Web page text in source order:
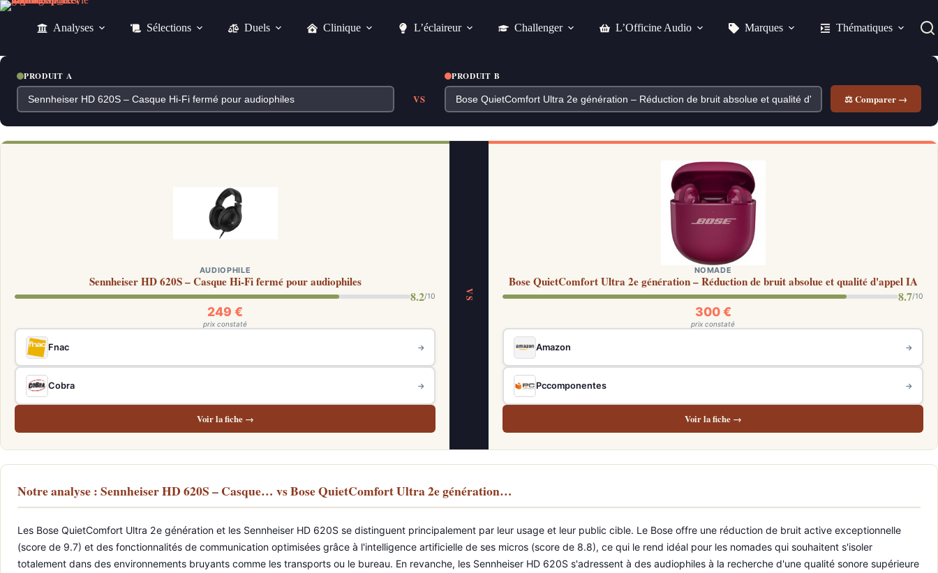
Passer
Analyses Sélections Duels Clinique L’éclaireur Challenger L’Officine Audio Marques Thématiques
PRODUIT A
VS
PRODUIT B
⚖ Comparer →
AUDIOPHILE
Sennheiser HD 620S – Casque Hi-Fi fermé pour audiophiles
8.2/10
249 €
prix constaté
Fnac →
Cobra →
Voir la fiche →
VS
NOMADE
Bose QuietComfort Ultra 2e génération – Réduction de bruit absolue et qualité d'appel IA
8.7/10
300 €
prix constaté
Amazon →
Pccomponentes →
Voir la fiche →
Notre analyse : Sennheiser HD 620S – Casque… vs Bose QuietComfort Ultra 2e génération…
Les Bose QuietComfort Ultra 2e génération et les Sennheiser HD 620S se distinguent principalement par leur usage et leur public cible. Le Bose offre une réduction de bruit active exceptionnelle
(score de 9.7) et des fonctionnalités de communication optimisées grâce à l'intelligence artificielle de ses micros (score de 8.8), ce qui le rend idéal pour les nomades qui souhaitent s'isoler
totalement dans des environnements bruyants comme les transports ou le bureau. En revanche, les Sennheiser HD 620S s'adressent à des audiophiles à la recherche d'une qualité sonore supérieure